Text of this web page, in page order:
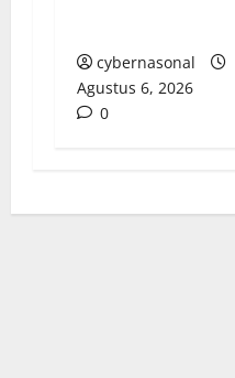
cybernasonal
Agustus 6, 2026
0